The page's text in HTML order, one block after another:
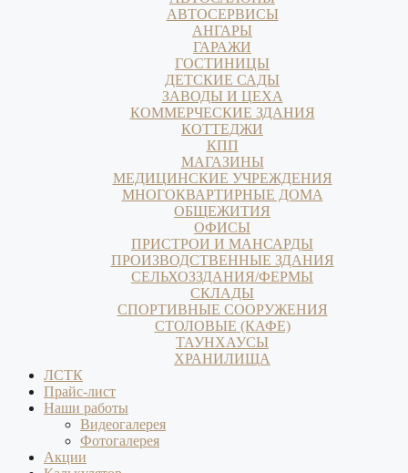
АВТОСЕРВИСЫ
АНГАРЫ
ГАРАЖИ
ГОСТИНИЦЫ
ДЕТСКИЕ САДЫ
ЗАВОДЫ И ЦЕХА
КОММЕРЧЕСКИЕ ЗДАНИЯ
КОТТЕДЖИ
КПП
МАГАЗИНЫ
МЕДИЦИНСКИЕ УЧРЕЖДЕНИЯ
МНОГОКВАРТИРНЫЕ ДОМА
ОБЩЕЖИТИЯ
ОФИСЫ
ПРИСТРОИ И МАНСАРДЫ
ПРОИЗВОДСТВЕННЫЕ ЗДАНИЯ
СЕЛЬХОЗЗДАНИЯ/ФЕРМЫ
СКЛАДЫ
СПОРТИВНЫЕ СООРУЖЕНИЯ
СТОЛОВЫЕ (КАФЕ)
ТАУНХАУСЫ
ХРАНИЛИЩА
ЛСТК
Прайс-лист
Наши работы
Видеогалерея
Фотогалерея
Акции